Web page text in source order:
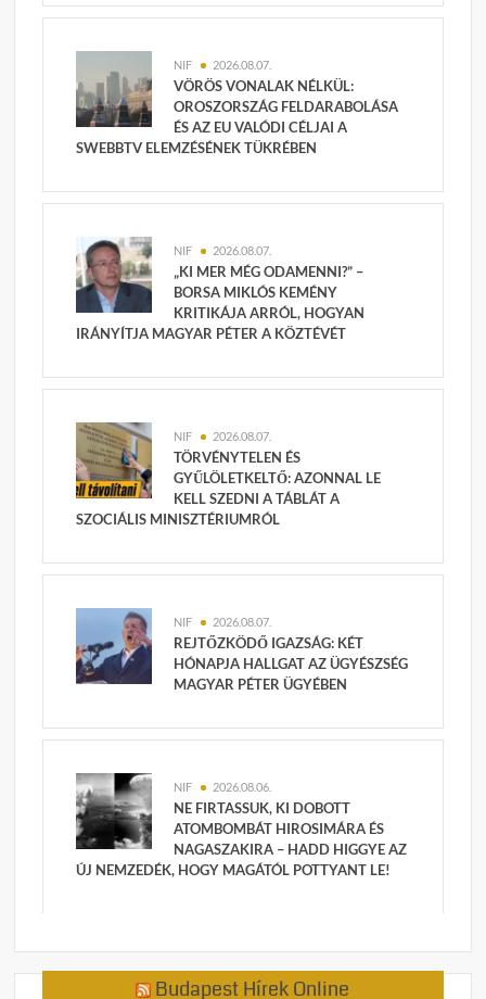
NIF 2026.08.07.
VÖRÖS VONALAK NÉLKÜL:
OROSZORSZÁG FELDARABOLÁSA
ÉS AZ EU VALÓDI CÉLJAI A
SWEBBTV ELEMZÉSÉNEK TÜKRÉBEN
NIF 2026.08.07.
„KI MER MÉG ODAMENNI?” –
BORSA MIKLÓS KEMÉNY
KRITIKÁJA ARRÓL, HOGYAN
IRÁNYÍTJA MAGYAR PÉTER A KÖZTÉVÉT
NIF 2026.08.07.
TÖRVÉNYTELEN ÉS
GYŰLÖLETKELTŐ: AZONNAL LE
KELL SZEDNI A TÁBLÁT A
SZOCIÁLIS MINISZTÉRIUMRÓL
NIF 2026.08.07.
REJTŐZKÖDŐ IGAZSÁG: KÉT
HÓNAPJA HALLGAT AZ ÜGYÉSZSÉG
MAGYAR PÉTER ÜGYÉBEN
NIF 2026.08.06.
NE FIRTASSUK, KI DOBOTT
ATOMBOMBÁT HIROSIMÁRA ÉS
NAGASZAKIRA – HADD HIGGYE AZ
ÚJ NEMZEDÉK, HOGY MAGÁTÓL POTTYANT LE!
Budapest Hírek Online